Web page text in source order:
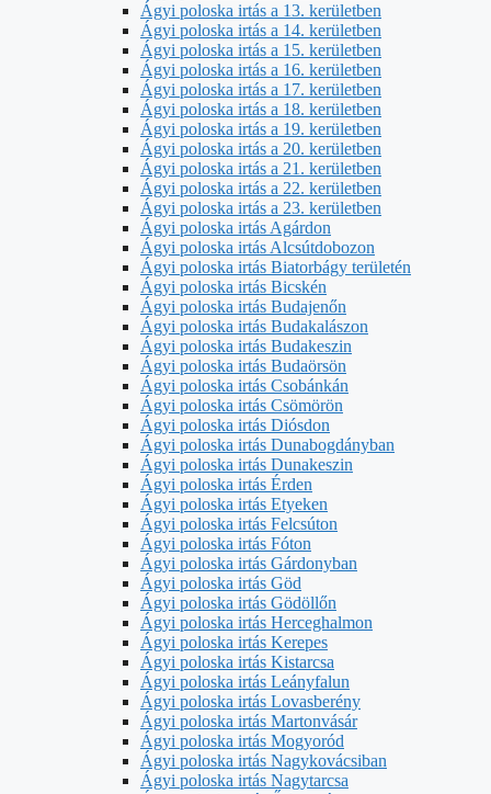
Ágyi poloska irtás a 13. kerületben
Ágyi poloska irtás a 14. kerületben
Ágyi poloska irtás a 15. kerületben
Ágyi poloska irtás a 16. kerületben
Ágyi poloska irtás a 17. kerületben
Ágyi poloska irtás a 18. kerületben
Ágyi poloska irtás a 19. kerületben
Ágyi poloska irtás a 20. kerületben
Ágyi poloska irtás a 21. kerületben
Ágyi poloska irtás a 22. kerületben
Ágyi poloska irtás a 23. kerületben
Ágyi poloska irtás Agárdon
Ágyi poloska irtás Alcsútdobozon
Ágyi poloska irtás Biatorbágy területén
Ágyi poloska irtás Bicskén
Ágyi poloska irtás Budajenőn
Ágyi poloska irtás Budakalászon
Ágyi poloska irtás Budakeszin
Ágyi poloska irtás Budaörsön
Ágyi poloska irtás Csobánkán
Ágyi poloska irtás Csömörön
Ágyi poloska irtás Diósdon
Ágyi poloska irtás Dunabogdányban
Ágyi poloska irtás Dunakeszin
Ágyi poloska irtás Érden
Ágyi poloska irtás Etyeken
Ágyi poloska irtás Felcsúton
Ágyi poloska irtás Fóton
Ágyi poloska irtás Gárdonyban
Ágyi poloska irtás Göd
Ágyi poloska irtás Gödöllőn
Ágyi poloska irtás Herceghalmon
Ágyi poloska irtás Kerepes
Ágyi poloska irtás Kistarcsa
Ágyi poloska irtás Leányfalun
Ágyi poloska irtás Lovasberény
Ágyi poloska irtás Martonvásár
Ágyi poloska irtás Mogyoród
Ágyi poloska irtás Nagykovácsiban
Ágyi poloska irtás Nagytarcsa